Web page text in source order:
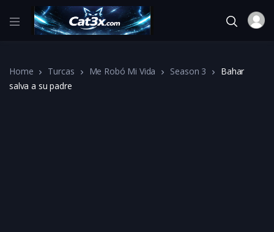
Home Turcas Me Robó Mi Vida Season 3
Bahar
salva a su padre